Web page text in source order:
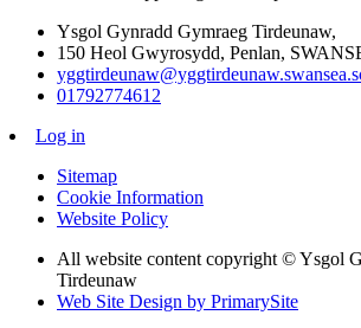
Ysgol Gynradd Gymraeg Tirdeunaw,
150 Heol Gwyrosydd, Penlan,
01792774612
Log in
Sitemap
Cookie Information
Website Policy
All website content copyright © Ysgol
Tirdeunaw
Web Site Design by PrimarySite